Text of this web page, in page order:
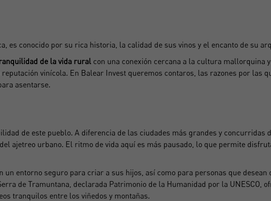
es conocido por su rica historia, la calidad de sus vinos y el encanto de su
de la vida ruralcon una conexión cercana a la cultura mallorquina
vinícola. En Balear Investqueremos contaros, las razones por las
asentarse.
de este pueblo. A diferencia de las ciudades más grandes y concurridas
ajetreo urbano. El ritmo de vida aquí es más pausado, lo que permite
entorno seguro para criar a sus hijos, así como para personas que
de Tramuntana, declarada Patrimonio de la Humanidad por la UNESCO,
tranquilos entre los viñedos y montañas.